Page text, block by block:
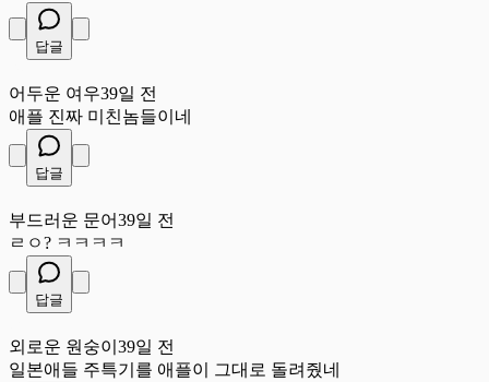
답글
어두운 여우39일 전
애플 진짜 미친놈들이네
답글
부드러운 문어39일 전
ㄹㅇ? ㅋㅋㅋㅋ
답글
외로운 원숭이 39일 전
일본애들 주특기를 애플이 그대로 돌려줬네